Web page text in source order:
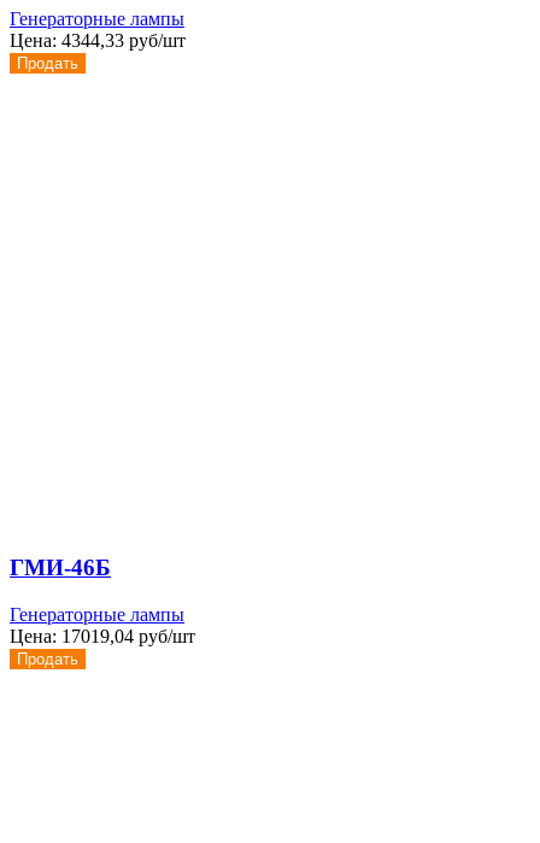
Генераторные лампы
Цена: 4344,33 руб/шт
Продать
ГМИ-46Б
Генераторные лампы
Цена: 17019,04 руб/шт
Продать